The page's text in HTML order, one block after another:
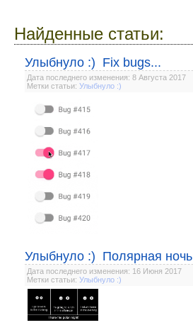
Найденные статьи:
Улыбнуло :) Fix bugs...
Дата последнего изменения: 8 Августа 2017
Метки статьи: Улыбнуло :)
Улыбнуло :) Полярная ночь
Дата последнего изменения: 16 Июня 2017
Метки статьи: Улыбнуло :)